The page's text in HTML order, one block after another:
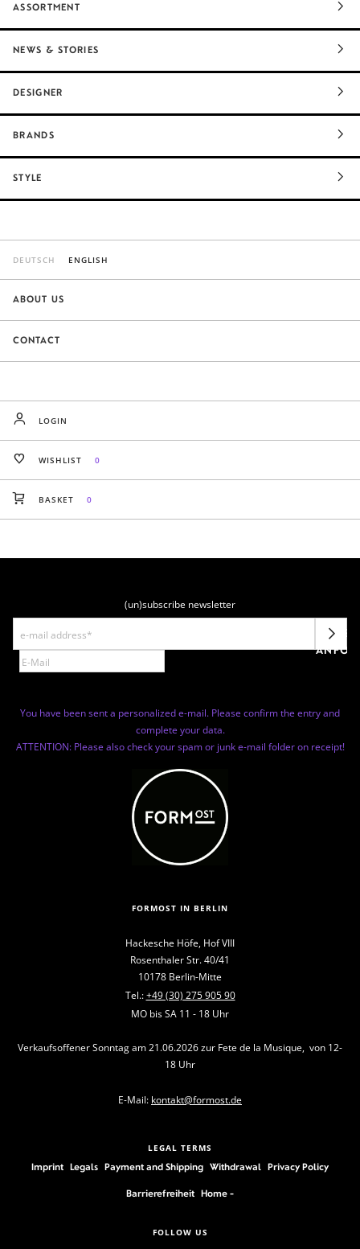
ASSORTMENT
NEWS & STORIES
DESIGNER
BRANDS
STYLE
DEUTSCH ENGLISH
ABOUT US
CONTACT
LOGIN
WISHLIST 0
BASKET 0
(un)subscribe newsletter
You have been sent a personalized e-mail. Please confirm the entry and
complete your data.
ATTENTION: Please also check your spam or junk e-mail folder on receipt!
FORMOST IN BERLIN
Hackesche Höfe, Hof VIII
Rosenthaler Str. 40/41
10178 Berlin-Mitte
Tel.:+49 (30) 275 905 90
MO bis SA 11 - 18 Uhr
Verkaufsoffener Sonntag am 21.06.2026 zur Fete de la Musique, von 12-
18 Uhr
E-Mail: kontakt@formost.de
LEGAL TERMS
Imprint Legals Payment and Shipping Withdrawal Privacy Policy
Barrierefreiheit Home -
FOLLOW US